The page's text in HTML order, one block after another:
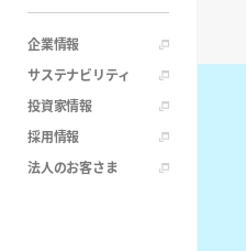
企業情報
サステナビリティ
投資家情報
採用情報
法人のお客さま